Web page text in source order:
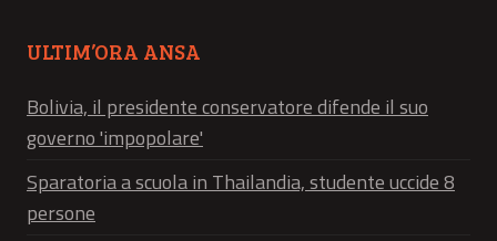
ULTIM’ORA ANSA
Bolivia, il presidente conservatore difende il suo
governo 'impopolare'
Sparatoria a scuola in Thailandia, studente uccide 8
persone